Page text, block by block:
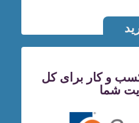
و کار برای کل
شما